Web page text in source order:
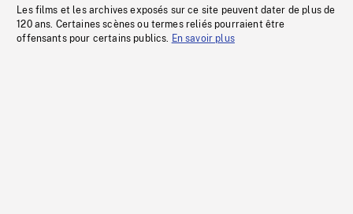
Les films et les archives exposés sur ce site peuvent dater de plus de
120 ans. Certaines scènes ou termes reliés pourraient être
offensants pour certains publics. En savoir plus